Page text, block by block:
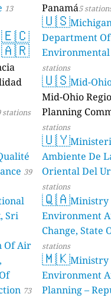
13
🇪🇨
🇦🇷
stations
39
Sri
73
Panamá5
🇺🇸
Department Of
stations
🇺🇸Mid-
Mid-Ohio
Planning
stations
🇺🇾
Ambiente De
Oriental Del
stations
🇶🇦Ministry
Environment
Change, State
stations
🇲🇰Ministry
Environment
Planning –